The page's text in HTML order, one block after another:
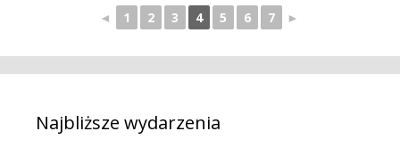
◄ 1 2 3 4 5 6 7 ►
Najbliższe wydarzenia